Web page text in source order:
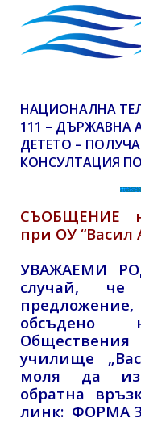
НАЦИОНАЛНА
111 – ДЪРЖАВНА
ДЕТЕТО –
КОНСУЛТАЦИЯ
СЪОБЩЕНИЕ
при ОУ “Васил
УВАЖАЕМИ
случай,
обсъдено
училище
моля да
обратна
линк: ФОРМА